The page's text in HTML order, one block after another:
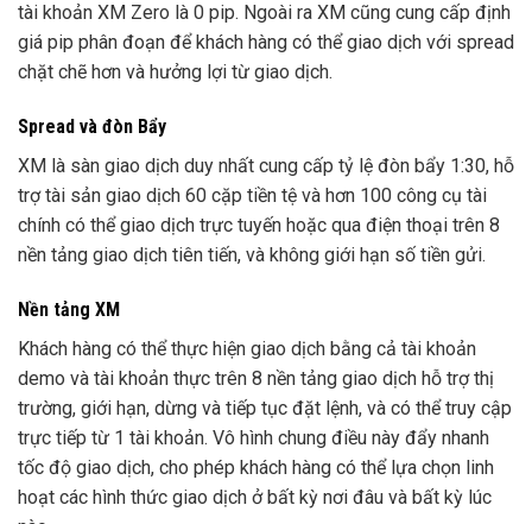
tài khoản XM Zero là 0 pip. Ngoài ra XM cũng cung cấp định
giá pip phân đoạn để khách hàng có thể giao dịch với spread
chặt chẽ hơn và hưởng lợi từ giao dịch.
Spread và đòn Bẩy
XM là sàn giao dịch duy nhất cung cấp tỷ lệ đòn bẩy 1:30, hỗ
trợ tài sản giao dịch 60 cặp tiền tệ và hơn 100 công cụ tài
chính có thể giao dịch trực tuyến hoặc qua điện thoại trên 8
nền tảng giao dịch tiên tiến, và không giới hạn số tiền gửi.
Nền tảng XM
Khách hàng có thể thực hiện giao dịch bằng cả tài khoản
demo và tài khoản thực trên 8 nền tảng giao dịch hỗ trợ thị
trường, giới hạn, dừng và tiếp tục đặt lệnh, và có thể truy cập
trực tiếp từ 1 tài khoản. Vô hình chung điều này đẩy nhanh
tốc độ giao dịch, cho phép khách hàng có thể lựa chọn linh
hoạt các hình thức giao dịch ở bất kỳ nơi đâu và bất kỳ lúc